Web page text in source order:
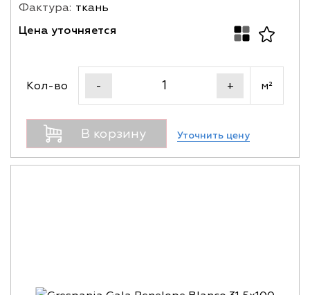
Фактура: ткань
Цена уточняется
Кол-во - + м²
В корзину Уточнить цену